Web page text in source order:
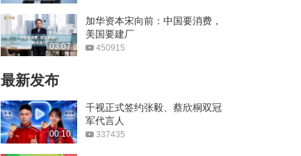
02:40
没事别想着做UP主了！UP
02:33
悠享健康舒适美好人居
03:07
加华资本宋向前：中国要消费，
美国要建厂
450915
最新发布
00:10
千视正式签约张毅、蔡欣桐双冠
军代言人
337435